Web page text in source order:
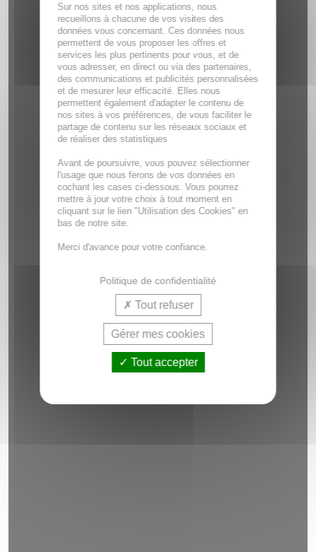
Sur nos sites et nos applications, nous
recueillons à chacune de vos visites des
données vous concernant. Ces données nous
permettent de vous proposer les offres et
services les plus pertinents pour vous, et de
vous adresser, en direct ou via des partenaires,
des communications et publicités personnalisées
et de mesurer leur efficacité. Elles nous
permettent également d'adapter le contenu de
nos sites à vos préférences, de vous faciliter le
partage de contenu sur les réseaux sociaux et
de réaliser des statistiques
Avant de poursuivre, vous pouvez sélectionner
l'usage que nous ferons de vos données en
cochant les cases ci-dessous. Vous pourrez
mettre à jour votre choix à tout moment en
cliquant sur le lien "Utilisation des Cookies" en
bas de notre site.
Merci d'avance pour votre confiance.
Politique de confidentialité
Tout refuser
Gérer mes cookies
Tout accepter